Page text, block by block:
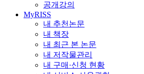
공개강의
MyRISS
내 추천논문
내 책장
내 최근 본 논문
내 저작물관리
내 구매·신청 현황